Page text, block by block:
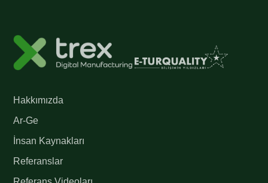
Hakkımızda
Ar-Ge
İnsan Kaynakları
Referanslar